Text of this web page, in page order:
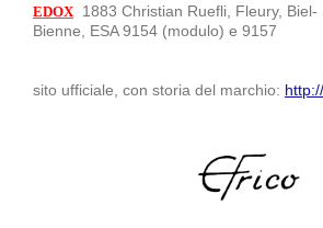
EDOX 1883 Christian Ruefli, Fleury, Biel-
Bienne, ESA 9154 (modulo) e 9157
sito ufficiale, con storia del marchio: